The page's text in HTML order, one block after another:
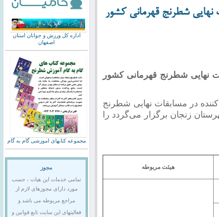
نهایی شطرنج قهرمانی کشور
نهایی شطرنج قهرمانی کشور
در مسابقات نهایی شطرنج
که از تاریخ 9 آذر در شهرستان زنجان برگزار می‌گردد را
هیئت مربوطه
اداره کل ورزش و جوانان استان
اصفهان
مجموعه کتابهای اموزشی گام به گام
مجوز
تمامی خدمات این هیات ، حسب
مورد دارای مجوزهای لازم از
مراجع مربوطه می باشد و
فعالیتهای این سایت تابع قوانین و